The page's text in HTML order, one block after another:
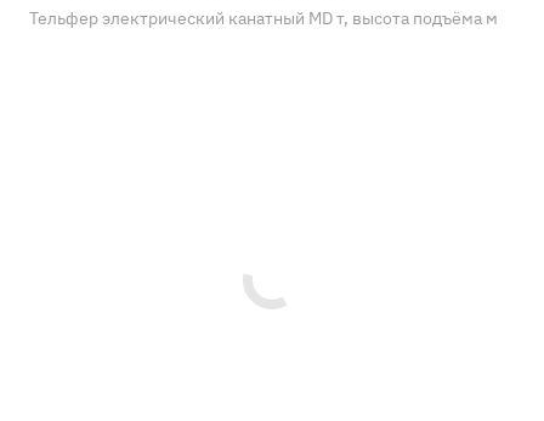
Тельфер электрический канатный MD т, высота подъёма м